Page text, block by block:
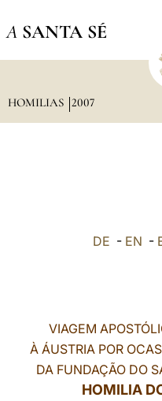
A SANTA SÉ
HOMILIAS 2007
DE - EN -
VIAGEM
À ÁUSTRIA POR
DA FUNDAÇÃO DO
HOMILIA